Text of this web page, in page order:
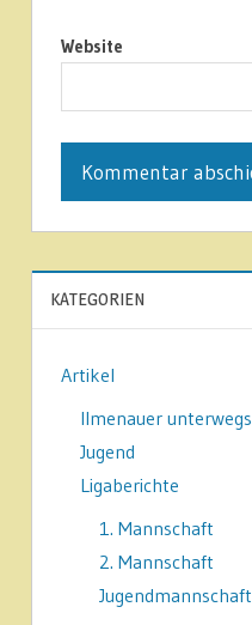
Website
KATEGORIEN
Artikel
Ilmenauer unterwegs
Jugend
Ligaberichte
1. Mannschaft
2. Mannschaft
Jugendmannschaft